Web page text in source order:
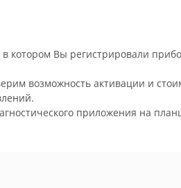
котором Вы регистрировали
возможность активации и
приложения на